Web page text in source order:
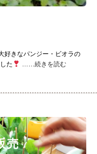
きなパンジー・ビオラの
た 続きを読む
売